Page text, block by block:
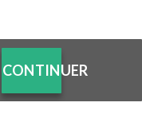
CONTINUER